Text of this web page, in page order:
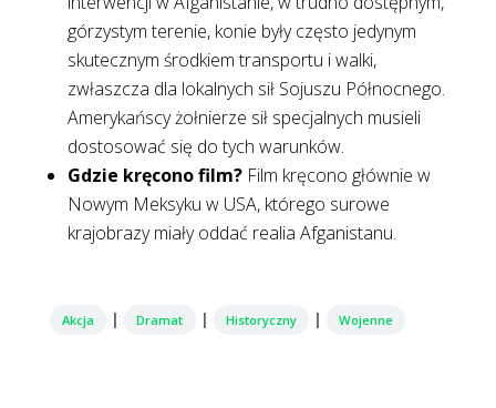
górzystym terenie, konie były często jedynym
skutecznym środkiem transportu i walki,
zwłaszcza dla lokalnych sił Sojuszu Północnego.
Amerykańscy żołnierze sił specjalnych musieli
dostosować się do tych warunków.
Gdzie kręcono film?Film kręcono głównie w
Nowym Meksyku w USA, którego surowe
krajobrazy miały oddać realia Afganistanu.
Akcja | Dramat | Historyczny | Wojenne